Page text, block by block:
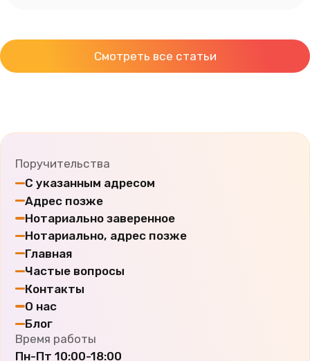
Смотреть все статьи
Поручительства
С указанным адресом
Адрес позже
Нотариально заверенное
Нотариально, адрес позже
Главная
Частые вопросы
Контакты
О нас
Блог
Время работы
Пн-Пт 10:00-18:00